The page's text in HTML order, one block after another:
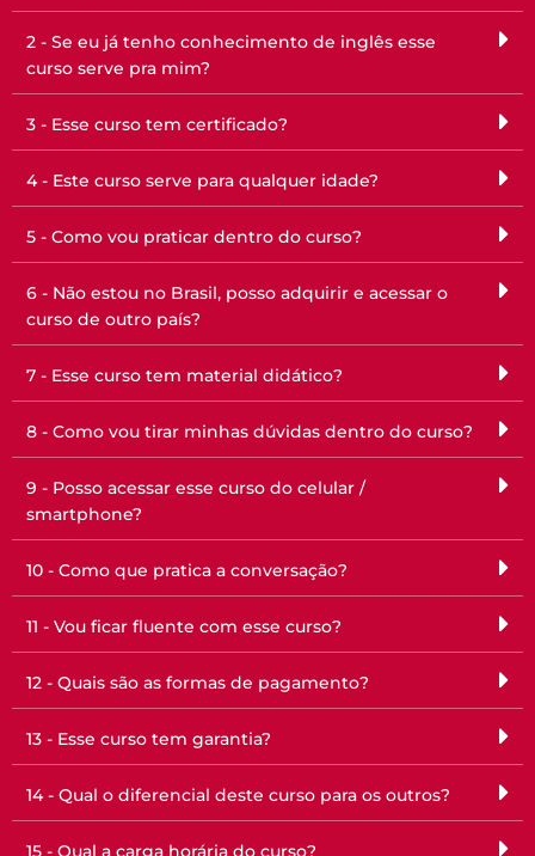
2 - Se eu já tenho conhecimento de inglês esse
curso serve pra mim?
3 - Esse curso tem certificado?
4 - Este curso serve para qualquer idade?
5 - Como vou praticar dentro do curso?
6 - Não estou no Brasil, posso adquirir e acessar o
curso de outro país?
7 - Esse curso tem material didático?
8 - Como vou tirar minhas dúvidas dentro do curso?
9 - Posso acessar esse curso do celular /
smartphone?
10 - Como que pratica a conversação?
11 - Vou ficar fluente com esse curso?
12 - Quais são as formas de pagamento?
13 - Esse curso tem garantia?
14 - Qual o diferencial deste curso para os outros?
15 - Qual a carga horária do curso?